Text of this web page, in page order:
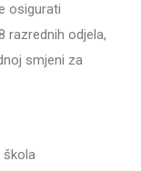
osigurati
razrednih odjela,
smjeni za
škola